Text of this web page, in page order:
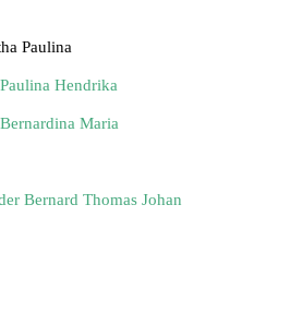
Paulina
Hendrika
Maria
Bernard Thomas Johan